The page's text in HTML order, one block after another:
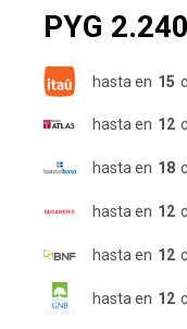
PYG
hasta en 15
hasta en 12
hasta en 18
hasta en 12
hasta en 12
hasta en 12